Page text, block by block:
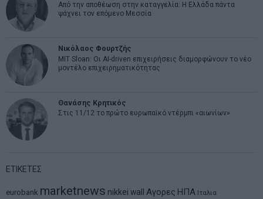
Από την αποθέωση στην καταγγελία: Η Ελλάδα πάντα
ψάχνει τον επόμενο Μεσσία
Νικόλαος Φουρτζής
MIT Sloan: Οι AI-driven επιχειρήσεις διαμορφώνουν το νέο
μοντέλο επιχειρηματικότητας
Θανάσης Κρητικός
Στις 11/12 το πρώτο ευρωπαϊκό ντέρμπι «αιωνίων»
ΕΤΙΚΕΤΕΣ
eurobank marketnews nikkei wall Αγορες ΗΠΑ Ιταλια